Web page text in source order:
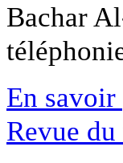
Bachar
En savoir
Revue du